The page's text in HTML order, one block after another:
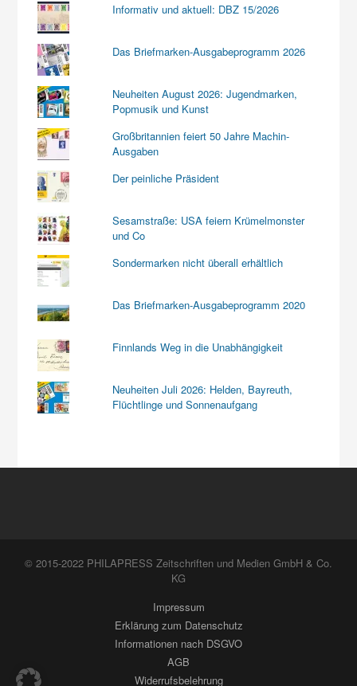
Informativ und aktuell: DBZ 15/2026
Das Briefmarken-Ausgabeprogramm 2026
Neuheiten August 2026: Jugendmarken,
Popmusik und Kunst
Großbritannien feiert 50 Jahre Machin-
Ausgaben
Der peinliche Präsident
Sesamstraße: USA feiern Krümelmonster
und Co
Sondermarken nicht überall erhältlich
Das Briefmarken-Ausgabeprogramm 2020
Finnlands Weg in die Unabhängigkeit
Neuheiten Juli 2026: Helden, Bayreuth,
Flüchtlinge und Sonnenaufgang
© 2015-2022 PHILAPRESS Zeitschriften und Medien GmbH & Co.
KG
Impressum
Erklärung zum Datenschutz
Informationen nach DSGVO
AGB
Widerrufsbelehrung